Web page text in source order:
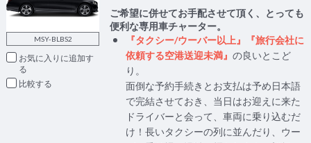
MSY-BLBS2
お気に入りに追加
比較
ご希望に併せてお手配させて頂く、とっても
便利な専用車チャーター。
『タクシー/ウーバー以上』『旅行会社に
依頼する空港送迎未満』の良いとこど
り。
面倒な予約手続きとお支払は予め日本語
で完結させておき、当日はお迎えに来た
ドライバーと会って、車両に乗り込むだ
け！長いタクシーの列に並んだり、ウー